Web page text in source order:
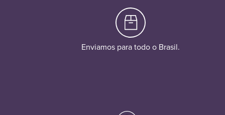
Enviamos para todo o Brasil.